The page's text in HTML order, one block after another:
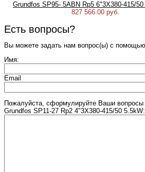
Grundfos SP95- 5ABN Rp5 6"3X380-415/
827 566.00 руб.
Есть вопросы?
Вы можете задать нам вопрос(ы) с
Имя:
Email
Пожалуйста, сформулируйте Ваши вопросы
Grundfos SP11-27 Rp2 4"3X380-415/50 5.5kW: